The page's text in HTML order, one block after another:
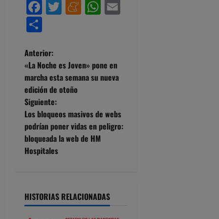
Facebook
Twitter
Meneame
WhatsApp
N
a
v
e
g
a
i
Anterior:
«La Noche es Joven» pone en
marcha esta semana su nueva
edición de otoño
Siguiente:
Los bloqueos masivos de webs
podrían poner vidas en peligro:
bloqueada la web de HM
Hospitales
HISTORIAS RELACIONADAS